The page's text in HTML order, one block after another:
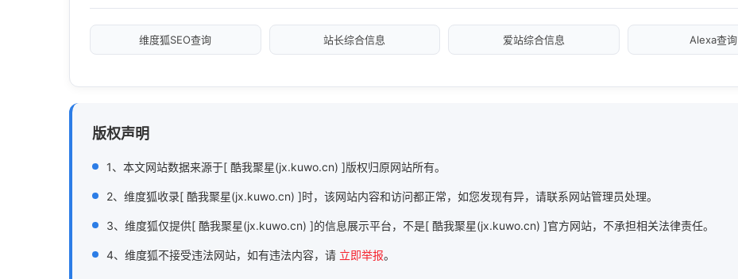
维度狐SEO查询 站长综合信息 爱站综合信息 Alexa查询
版权声明
1、本文网站数据来源于[ 酷我聚星(jx.kuwo.cn) ]版权归原网站所有。
2、维度狐收录[ 酷我聚星(jx.kuwo.cn) ]时，该网站内容和访问都正常，如您发现有异，请联系网站管理员处理。
3、维度狐仅提供[ 酷我聚星(jx.kuwo.cn) ]的信息展示平台，不是[ 酷我聚星(jx.kuwo.cn) ]官方网站，不承担相关法律责任。
4、维度狐不接受违法网站，如有违法内容，请 立即举报。